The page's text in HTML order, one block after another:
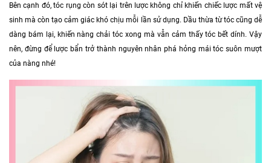
Bên cạnh đó, tóc rụng còn sót lại trên lược không chỉ khiến chiếc lược mất vệ
sinh mà còn tạo cảm giác khó chịu mỗi lần sử dụng. Dầu thừa từ tóc cũng dễ
dàng bám lại, khiến nàng chải tóc xong mà vẫn cảm thấy tóc bết dính. Vậy
nên, đừng để lược bẩn trở thành nguyên nhân phá hỏng mái tóc suôn mượt
của nàng nhé!